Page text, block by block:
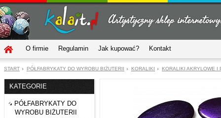
O firmie Regulamin Jak kupować? Kontakt
START PÓŁFABRYKATY DO WYROBU BIŻUTERII KORALIKI KORALIKI AKRYLOWE I
KATEGORIE
PÓŁFABRYKATY DO
WYROBU BIŻUTERII